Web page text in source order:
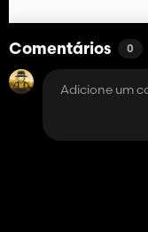
Comentários 0